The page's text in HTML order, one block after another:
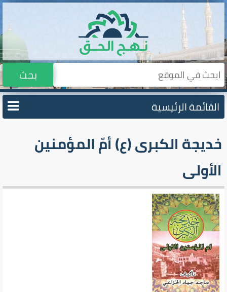
بحث
القائمة الرئيسية
خديجة الكبرى (ع) أمّ المؤمنين
الأولى